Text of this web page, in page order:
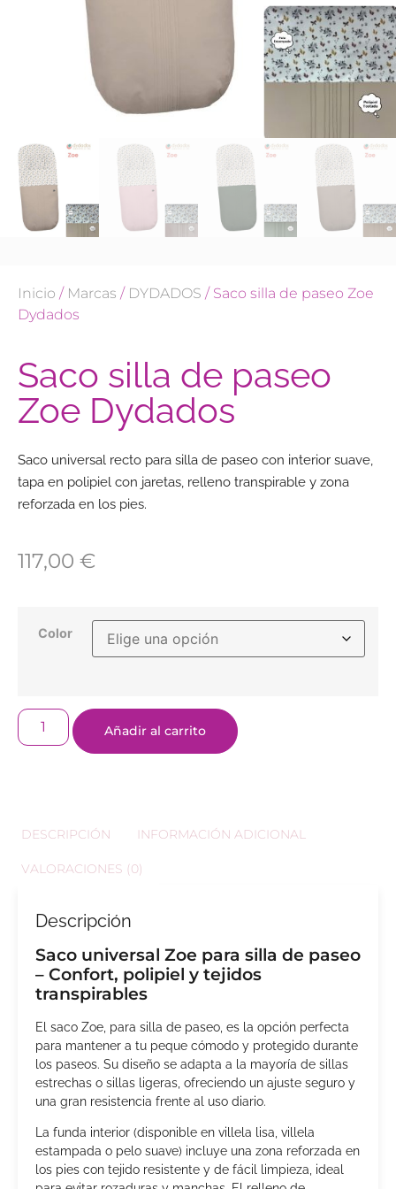
Inicio / Marcas / DYDADOS / Saco silla de paseo Zoe
Dydados
Saco silla de paseo
Zoe Dydados
Saco universal recto para silla de paseo con interior suave,
tapa en polipiel con jaretas, relleno transpirable y zona
reforzada en los pies.
117,00 €
Color
Añadir al carrito
DESCRIPCIÓN INFORMACIÓN ADICIONAL
VALORACIONES (0)
Descripción
Saco universal Zoe para silla de paseo
– Confort, polipiel y tejidos
transpirables
El saco Zoe, para silla de paseo, es la opción perfecta
para mantener a tu peque cómodo y protegido durante
los paseos. Su diseño se adapta a la mayoría de sillas
estrechas o sillas ligeras, ofreciendo un ajuste seguro y
una gran resistencia frente al uso diario.
La funda interior (disponible en villela lisa, villela
estampada o pelo suave) incluye una zona reforzada en
los pies con tejido resistente y de fácil limpieza, ideal